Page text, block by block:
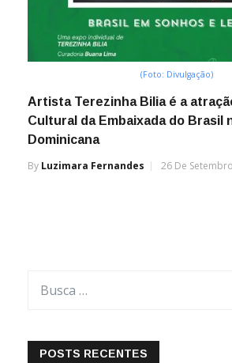
(Foto: Divulgação)
Artista Terezinha Bilia é a
Cultural da Embaixada do Brasil
Dominicana
By Luzimara Fernandes 26 De
POSTS RECENTES